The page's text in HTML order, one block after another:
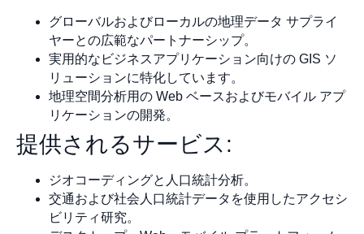
グローバルおよびローカルの地理データ サプライ
ヤーとの広範なパートナーシップ。
実用的なビジネスアプリケーション向けの GIS ソ
リューションに特化しています。
地理空間分析用の Web ベースおよびモバイル アプ
リケーションの開発。
提供されるサービス:
ジオコーディングと人口統計分析。
交通および社会人口統計データを使用したアクセシ
ビリティ研究。